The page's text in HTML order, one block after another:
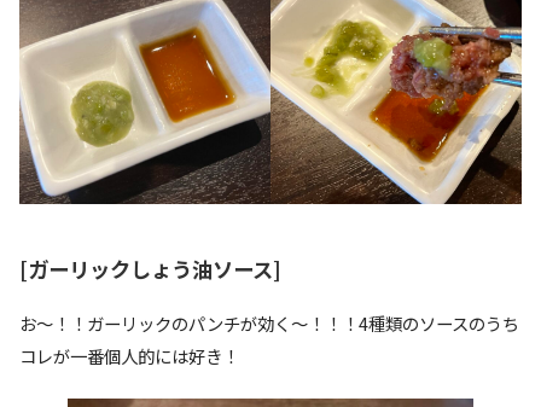
[ガーリックしょう油ソース]
お〜！！ガーリックのパンチが効く〜！！！4種類のソースのうち
コレが一番個人的には好き！